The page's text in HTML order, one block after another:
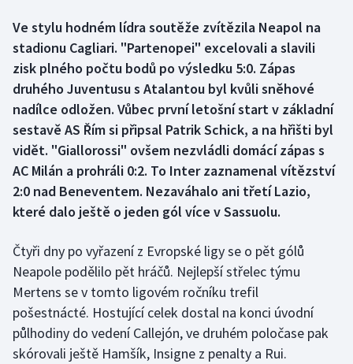
Box
Curling
Dostihy
Florbal
Futsal
Gymnastika
Házená
Jezdectví
Ve stylu hodném lídra soutěže zvítězila Neapol na
stadionu Cagliari. "Partenopei" excelovali a slavili
zisk plného počtu bodů po výsledku 5:0. Zápas
druhého Juventusu s Atalantou byl kvůli sněhové
nadílce odložen. Vůbec první letošní start v základní
sestavě AS Řím si připsal Patrik Schick, a na hřišti byl
vidět. "Giallorossi" ovšem nezvládli domácí zápas s
AC Milán a prohráli 0:2. To Inter zaznamenal vítězství
2:0 nad Beneventem. Nezaváhalo ani třetí Lazio,
které dalo ještě o jeden gól více v Sassuolu.
Čtyři dny po vyřazení z Evropské ligy se o pět gólů
Neapole podělilo pět hráčů. Nejlepší střelec týmu
Mertens se v tomto ligovém ročníku trefil
pošestnácté. Hostující celek dostal na konci úvodní
půlhodiny do vedení Callejón, ve druhém poločase pak
skórovali ještě Hamšík, Insigne z penalty a Rui.